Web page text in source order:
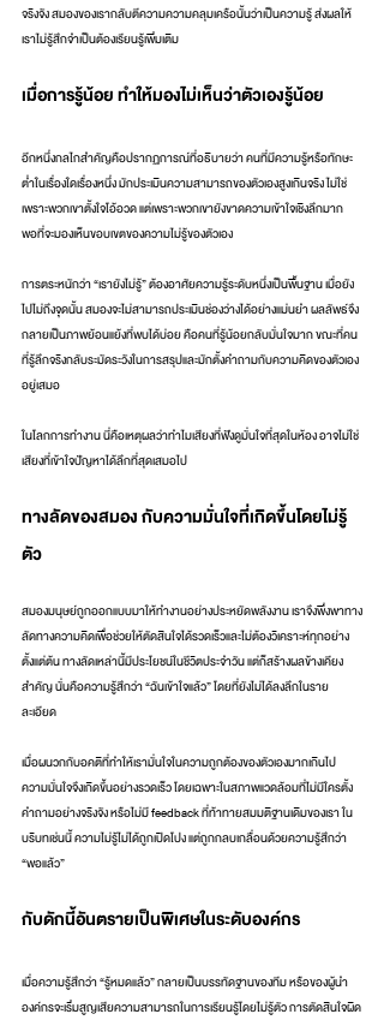
จริงจัง สมองของเรากลับตีความความคลุมเครือนั้นว่าเป็นความรู้ ส่งผลให้
เราไม่รู้สึกจำเป็นต้องเรียนรู้เพิ่มเติม
เมื่อการรู้น้อย ทำให้มองไม่เห็นว่าตัวเองรู้น้อย
อีกหนึ่งกลไกสำคัญคือปรากฏการณ์ที่อธิบายว่า คนที่มีความรู้หรือทักษะ
ต่ำในเรื่องใดเรื่องหนึ่ง มักประเมินความสามารถของตัวเองสูงเกินจริง ไม่ใช่
เพราะพวกเขาตั้งใจโอ้อวด แต่เพราะพวกเขายังขาดความเข้าใจเชิงลึกมาก
พอที่จะมองเห็นขอบเขตของความไม่รู้ของตัวเอง
การตระหนักว่า “เรายังไม่รู้” ต้องอาศัยความรู้ระดับหนึ่งเป็นพื้นฐาน เมื่อยัง
ไปไม่ถึงจุดนั้น สมองจะไม่สามารถประเมินช่องว่างได้อย่างแม่นยำ ผลลัพธ์จึง
กลายเป็นภาพย้อนแย้งที่พบได้บ่อย คือคนที่รู้น้อยกลับมั่นใจมาก ขณะที่คน
ที่รู้ลึกจริงกลับระมัดระวังในการสรุปและมักตั้งคำถามกับความคิดของตัวเอง
อยู่เสมอ
ในโลกการทำงาน นี่คือเหตุผลว่าทำไมเสียงที่ฟังดูมั่นใจที่สุดในห้อง อาจไม่ใช่
เสียงที่เข้าใจปัญหาได้ลึกที่สุดเสมอไป
ทางลัดของสมอง กับความมั่นใจที่เกิดขึ้นโดยไม่รู้
ตัว
สมองมนุษย์ถูกออกแบบมาให้ทำงานอย่างประหยัดพลังงาน เราจึงพึ่งพาทาง
ลัดทางความคิดเพื่อช่วยให้ตัดสินใจได้รวดเร็วและไม่ต้องวิเคราะห์ทุกอย่าง
ตั้งแต่ต้น ทางลัดเหล่านี้มีประโยชน์ในชีวิตประจำวัน แต่ก็สร้างผลข้างเคียง
สำคัญ นั่นคือความรู้สึกว่า “ฉันเข้าใจแล้ว” โดยที่ยังไม่ได้ลงลึกในราย
ละเอียด
เมื่อผนวกกับอคติที่ทำให้เรามั่นใจในความถูกต้องของตัวเองมากเกินไป
ความมั่นใจจึงเกิดขึ้นอย่างรวดเร็ว โดยเฉพาะในสภาพแวดล้อมที่ไม่มีใครตั้ง
คำถามอย่างจริงจัง หรือไม่มี feedback ที่ท้าทายสมมติฐานเดิมของเรา ใน
บริบทเช่นนี้ ความไม่รู้ไม่ได้ถูกเปิดโปง แต่ถูกกลบเกลื่อนด้วยความรู้สึกว่า
“พอแล้ว”
กับดักนี้อันตรายเป็นพิเศษในระดับองค์กร
เมื่อความรู้สึกว่า “รู้หมดแล้ว” กลายเป็นบรรทัดฐานของทีม หรือของผู้นำ
องค์กรจะเริ่มสูญเสียความสามารถในการเรียนรู้โดยไม่รู้ตัว การตัดสินใจผิด